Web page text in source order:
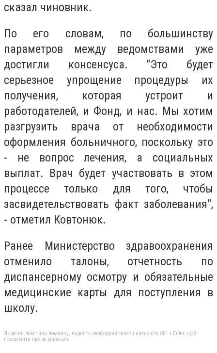
сказал чиновник.
По его словам, по большинству
параметров между ведомствами уже
достигли консенсуса. "Это будет
серьезное упрощение процедуры их
получения, которая устроит и
работодателей, и Фонд, и нас. Мы хотим
разгрузить врача от необходимости
оформления больничного, поскольку это
- не вопрос лечения, а социальных
выплат. Врач будет участвовать в этом
процессе только для того, чтобы
засвидетельствовать факт заболевания",
- отметил Ковтонюк.
Ранее Министерство здравоохранения
отменило талоны, отчетность по
диспансерному осмотру и обязательные
медицинские карты для поступления в
школу.
Якщо ви помітили помилку, виділіть необхідний текст і натисніть Ctrl + Enter, щоб
повідомити про це редакцію